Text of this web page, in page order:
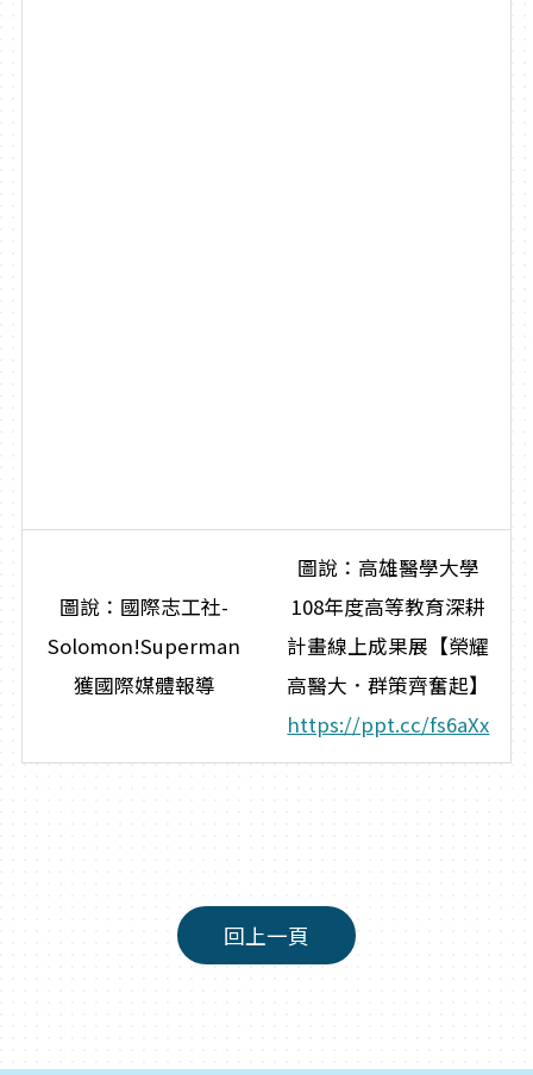
圖說：國際志工社-
Solomon!Superman
獲國際媒體報導
圖說：高雄醫學大學
108年度高等教育深耕
計畫線上成果展【榮耀
高醫大．群策齊奮起】
https://ppt.cc/fs6aXx
回上一頁